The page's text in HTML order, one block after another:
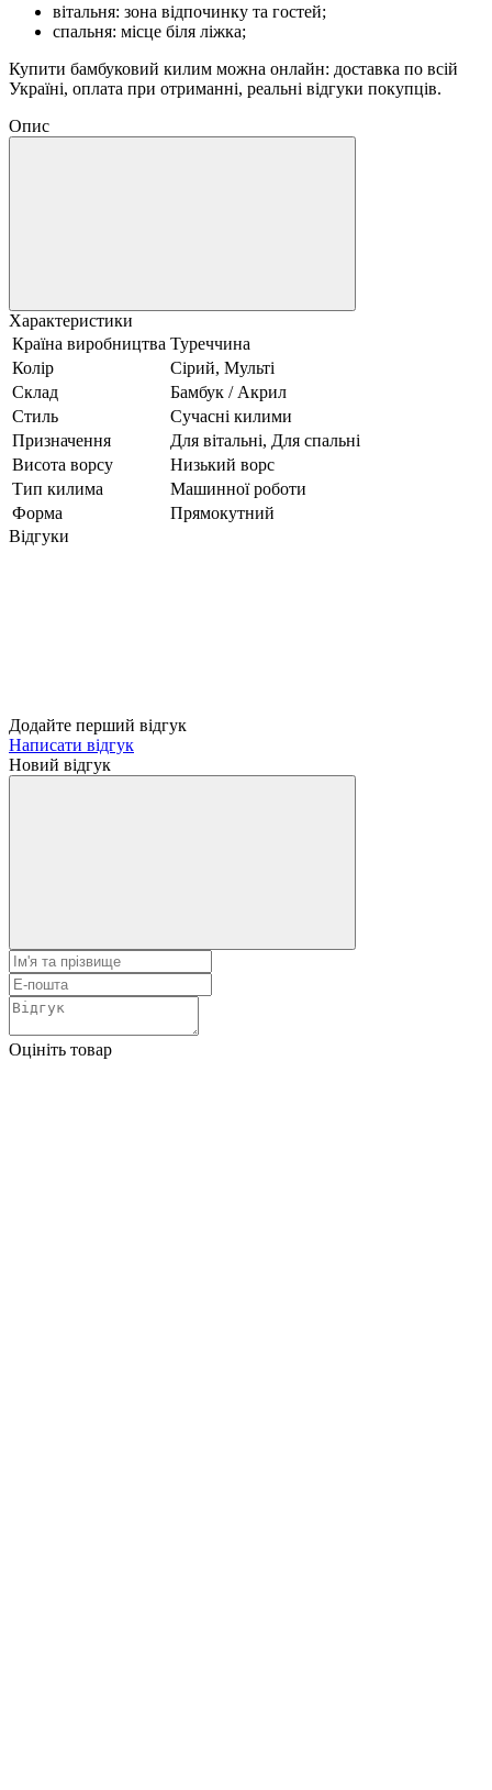
вітальня: зона відпочинку та гостей;
спальня: місце біля ліжка;
Купити бамбуковий килим можна онлайн: доставка по всій
Україні, оплата при отриманні, реальні відгуки покупців.
Опис
Характеристики
Країна виробництва Туреччина
Колір
Сірий, Мульті
Склад
Бамбук / Акрил
Стиль
Сучасні килими
Призначення
Для вітальні, Для спальні
Висота ворсу
Низький ворс
Тип килима
Машинної роботи
Форма
Прямокутний
Відгуки
Додайте перший відгук
Написати відгук
Новий відгук
Оцініть товар